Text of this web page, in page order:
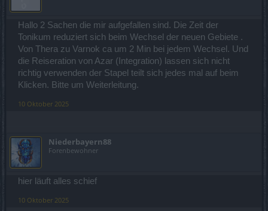
Hallo 2 Sachen die mir aufgefallen sind. Die Zeit der
Tonikum reduziert sich beim Wechsel der neuen Gebiete .
Von Thera zu Varnok ca um 2 Min bei jedem Wechsel. Und
die Reiseration von Azar (Integration) lassen sich nicht
richtig verwenden der Stapel teilt sich jedes mal auf beim
Klicken. Bitte um Weiterleitung.
10 Oktober 2025
Niederbayern88
Forenbewohner
hier läuft alles schief
10 Oktober 2025